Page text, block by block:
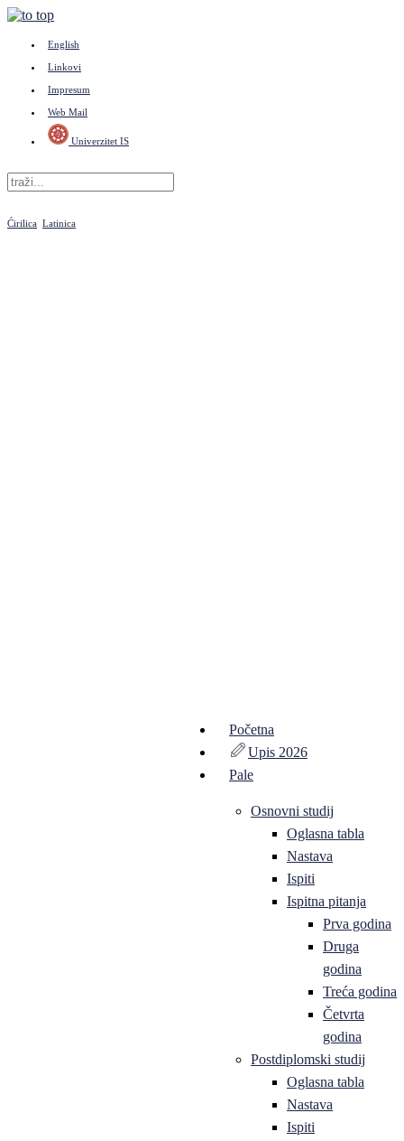
English
Linkovi
Impresum
Web Mail
Univerzitet IS
Ćirilica Latinica
Početna
Upis 2026
Pale
Osnovni studij
Oglasna tabla
Nastava
Ispiti
Ispitna pitanja
Prva godina
Druga
godina
Treća godina
Četvrta
godina
Postdiplomski studij
Oglasna tabla
Nastava
Ispiti